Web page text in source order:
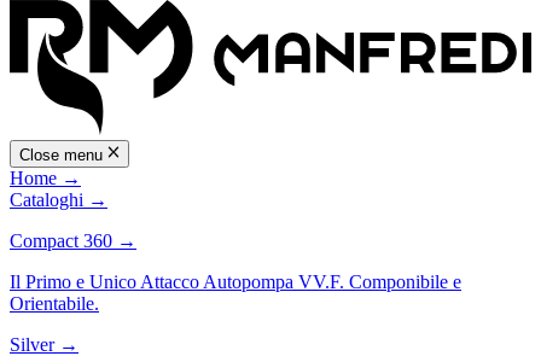
Close menu
Home →
Cataloghi →
Compact 360 →
Il Primo e Unico Attacco Autopompa VV.F. Componibile e
Orientabile.
Silver →